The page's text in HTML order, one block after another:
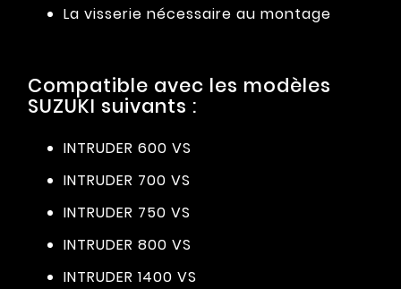
La visserie nécessaire au montage
Compatible avec les modèles
SUZUKI suivants :
INTRUDER 600 VS
INTRUDER 700 VS
INTRUDER 750 VS
INTRUDER 800 VS
INTRUDER 1400 VS